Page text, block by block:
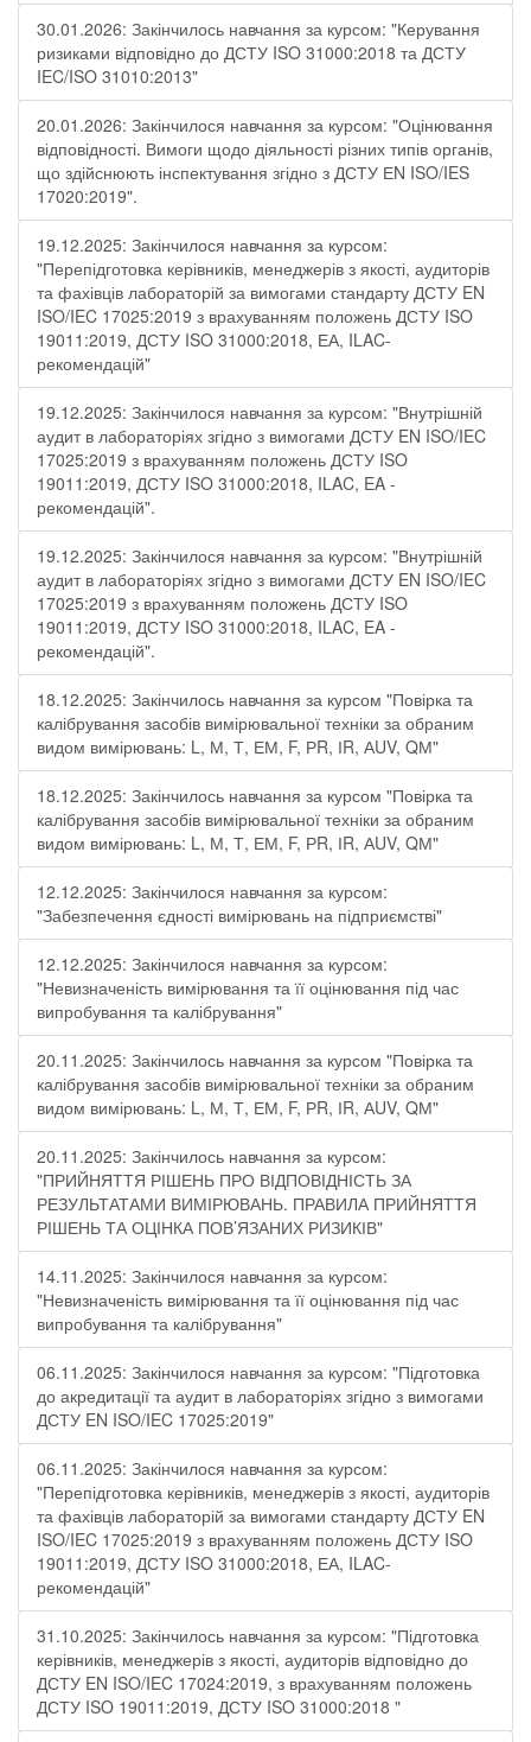
30.01.2026: Закінчилось навчання за курсом: "Керування
ризиками відповідно до ДСТУ ISO 31000:2018 та ДСТУ
IEC/ISO 31010:2013"
20.01.2026: Закінчилося навчання за курсом: "Оцінювання
відповідності. Вимоги щодо діяльності різних типів органів,
що здійснюють інспектування згідно з ДСТУ ЕN ISO/IES
17020:2019".
19.12.2025: Закінчилося навчання за курсом:
"Перепідготовка керівників, менеджерів з якості, аудиторів
та фахівців лабораторій за вимогами стандарту ДСТУ EN
ISO/IEC 17025:2019 з врахуванням положень ДСТУ ISO
19011:2019, ДСТУ ISO 31000:2018, ЕА, ILAC-
рекомендацій"
19.12.2025: Закінчилося навчання за курсом: "Внутрішній
аудит в лабораторіях згідно з вимогами ДСТУ EN ISO/IEC
17025:2019 з врахуванням положень ДСТУ ISO
19011:2019, ДСТУ ISO 31000:2018, ILAC, EA -
рекомендацій".
19.12.2025: Закінчилося навчання за курсом: "Внутрішній
аудит в лабораторіях згідно з вимогами ДСТУ EN ISO/IEC
17025:2019 з врахуванням положень ДСТУ ISO
19011:2019, ДСТУ ISO 31000:2018, ILAC, EA -
рекомендацій".
18.12.2025: Закінчилось навчання за курсом "Повірка та
калібрування засобів вимірювальної техніки за обраним
видом вимірювань: L, М, Т, ЕМ, F, РR, ІR, АUV, QМ"
18.12.2025: Закінчилось навчання за курсом "Повірка та
калібрування засобів вимірювальної техніки за обраним
видом вимірювань: L, М, Т, ЕМ, F, РR, ІR, АUV, QМ"
12.12.2025: Закінчилося навчання за курсом:
"Забезпечення єдності вимірювань на підприємстві"
12.12.2025: Закінчилося навчання за курсом:
"Невизначеність вимірювання та її оцінювання під час
випробування та калібрування"
20.11.2025: Закінчилось навчання за курсом "Повірка та
калібрування засобів вимірювальної техніки за обраним
видом вимірювань: L, М, Т, ЕМ, F, РR, ІR, АUV, QМ"
20.11.2025: Закінчилось навчання за курсом:
"ПРИЙНЯТТЯ РІШЕНЬ ПРО ВІДПОВІДНІСТЬ ЗА
РЕЗУЛЬТАТАМИ ВИМІРЮВАНЬ. ПРАВИЛА ПРИЙНЯТТЯ
РІШЕНЬ ТА ОЦІНКА ПОВ’ЯЗАНИХ РИЗИКІВ"
14.11.2025: Закінчилося навчання за курсом:
"Невизначеність вимірювання та її оцінювання під час
випробування та калібрування"
06.11.2025: Закінчилося навчання за курсом: "Підготовка
до акредитації та аудит в лабораторіях згідно з вимогами
ДСТУ EN ISO/IEC 17025:2019"
06.11.2025: Закінчилося навчання за курсом:
"Перепідготовка керівників, менеджерів з якості, аудиторів
та фахівців лабораторій за вимогами стандарту ДСТУ EN
ISO/IEC 17025:2019 з врахуванням положень ДСТУ ISO
19011:2019, ДСТУ ISO 31000:2018, ЕА, ILAC-
рекомендацій"
31.10.2025: Закінчилось навчання за курсом: "Підготовка
керівників, менеджерів з якості, аудиторів відповідно до
ДСТУ EN ISO/IEC 17024:2019, з врахуванням положень
ДСТУ ISO 19011:2019, ДСТУ ISO 31000:2018 "